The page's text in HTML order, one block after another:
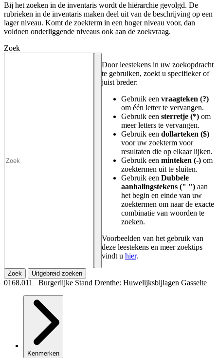
Bij het zoeken in de inventaris wordt de hiërarchie gevolgd. De
rubrieken in de inventaris maken deel uit van de beschrijving op een
lager niveau. Komt de zoekterm in een hoger niveau voor, dan
voldoen onderliggende niveaus ook aan de zoekvraag.
Zoek
Door leestekens in uw zoekopdracht
te gebruiken, zoekt u specifieker of
juist breder:
Gebruik een vraagteken (?)
om één letter te vervangen.
Gebruik een sterretje (*) om
meer letters te vervangen.
Gebruik een dollarteken ($)
voor uw zoekterm voor
resultaten die op elkaar lijken.
Gebruik een minteken (-) om
zoektermen uit te sluiten.
Gebruik een Dubbele
aanhalingstekens (" ") aan
het begin en einde van uw
zoektermen om naar de exacte
combinatie van woorden te
zoeken.
Voorbeelden van het gebruik van
deze leestekens en meer zoektips
vindt u hier.
Zoek Uitgebreid zoeken
0168.011 Burgerlijke Stand Drenthe: Huwelijksbijlagen Gasselte
Kenmerken